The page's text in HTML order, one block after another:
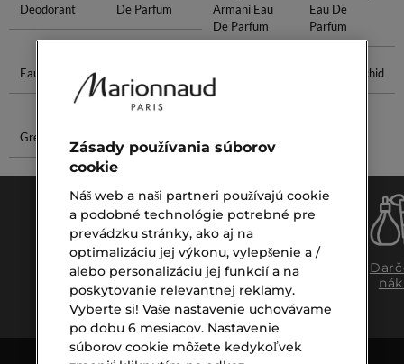
Deodorant
De Parfum
Armani Eau
De Parfum
Eau De
Parfum
Eau Sauvage
Parfum
Krém
Parfum Orchid
Green Plum
Doprava
zadarmo
nad €39,-
Expresný
osobný
odber
Zásady používania súborov
cookie
Náš web a naši partneri používajú cookie
a podobné technológie potrebné pre
prevádzku stránky, ako aj na
optimalizáciu jej výkonu, vylepšenie a /
alebo personalizáciu jej funkcií a na
poskytovanie relevantnej reklamy.
Vyberte si! Vaše nastavenie uchovávame
po dobu 6 mesiacov. Nastavenie
súborov cookie môžete kedykoľvek